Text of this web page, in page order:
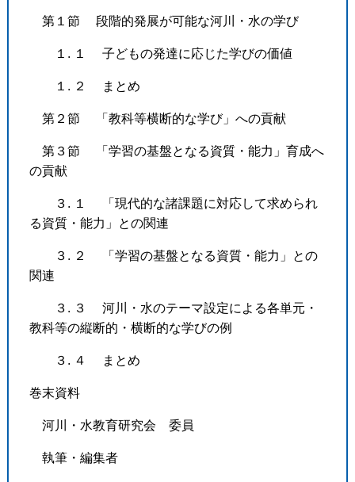
第１節 段階的発展が可能な河川・水の学び
１. １ 子どもの発達に応じた学びの価値
１. ２ まとめ
第２節 「教科等横断的な学び」への貢献
第３節 「学習の基盤となる資質・能力」育成へ
の貢献
３. １ 「現代的な諸課題に対応して求められ
る資質・能力」との関連
３. ２ 「学習の基盤となる資質・能力」との
関連
３. ３ 河川・水のテーマ設定による各単元・
教科等の縦断的・横断的な学びの例
３. ４ まとめ
巻末資料
河川・水教育研究会 委員
執筆・編集者